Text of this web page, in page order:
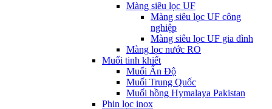
Màng siêu lọc UF
Màng siêu lọc UF công
nghiệp
Màng siêu lọc UF gia đình
Màng lọc nước RO
Muối tinh khiết
Muối Ấn Độ
Muối Trung Quốc
Muối hồng Hymalaya Pakistan
Phin lọc inox